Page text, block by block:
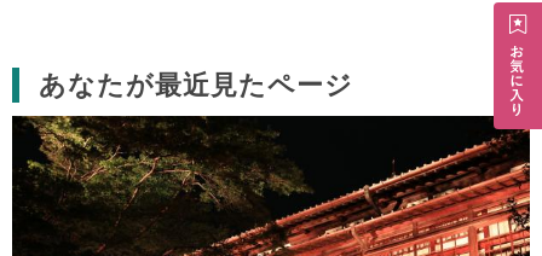
あなたが最近見たページ